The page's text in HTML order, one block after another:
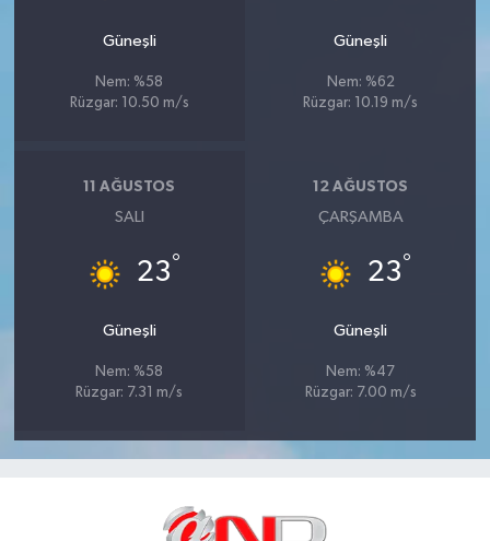
Güneşli
Nem: %58
Rüzgar: 10.50 m/s
Güneşli
Nem: %62
Rüzgar: 10.19 m/s
11 AĞUSTOS
SALI
23°
Güneşli
Nem: %58
Rüzgar: 7.31 m/s
12 AĞUSTOS
ÇARŞAMBA
23°
Güneşli
Nem: %47
Rüzgar: 7.00 m/s